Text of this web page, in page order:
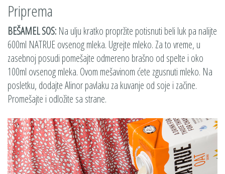
Priprema
BEŠAMEL SOS: Na ulju kratko propržite potisnuti beli luk pa nalijte
600ml NATRUE ovsenog mleka. Ugrejte mleko. Za to vreme, u
zasebnoj posudi pomešajte odmereno brašno od spelte i oko
100ml ovsenog mleka. Ovom mešavinom ćete zgusnuti mleko. Na
posletku, dodajte Alinor pavlaku za kuvanje od soje i začine.
Promešajte i odložite sa strane.